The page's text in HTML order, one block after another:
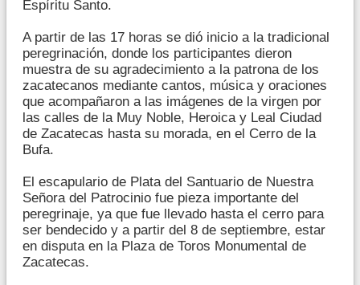
Espíritu Santo.
A partir de las 17 horas se dió inicio a la tradicional
peregrinación, donde los participantes dieron
muestra de su agradecimiento a la patrona de los
zacatecanos mediante cantos, música y oraciones
que acompañaron a las imágenes de la virgen por
las calles de la Muy Noble, Heroica y Leal Ciudad
de Zacatecas hasta su morada, en el Cerro de la
Bufa.
El escapulario de Plata del Santuario de Nuestra
Señora del Patrocinio fue pieza importante del
peregrinaje, ya que fue llevado hasta el cerro para
ser bendecido y a partir del 8 de septiembre, estar
en disputa en la Plaza de Toros Monumental de
Zacatecas.